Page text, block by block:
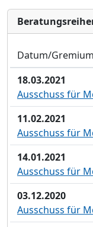
Datum/Gremium
18.03.2021
Ausschuss für
11.02.2021
Ausschuss für
14.01.2021
Ausschuss für
03.12.2020
Ausschuss für